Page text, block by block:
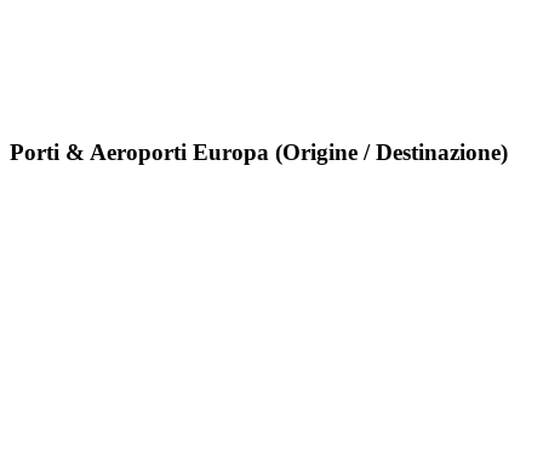
Porti & Aeroporti Europa (Origine / Destinazione)